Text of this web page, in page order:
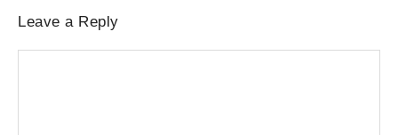
Leave a Reply